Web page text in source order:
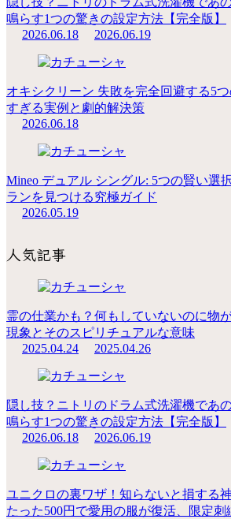
鳴らす1つの驚きの設定方法【完全版】
2026.06.18
2026.06.19
オキシクリーン 失敗を完全回避する5
すぎる実例と劇的解決策
2026.06.18
Mineo デュアル シングル: 5つの賢い選
ランを見つける究極ガイド
2026.05.19
人気記事
霊の仕業かも？何もしていないのに物
現象とそのスピリチュアルな意味
2025.04.24
2025.04.26
隠し技？ニトリのドラム式洗濯機であ
鳴らす1つの驚きの設定方法【完全版】
2026.06.18
2026.06.19
ユニクロの裏ワザ！知らないと損する神
たった500円で愛用の服が復活、限定刺